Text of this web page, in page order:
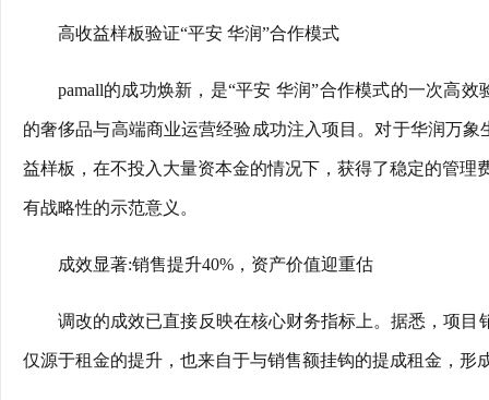
高收益样板验证“平安 华润”合作模式
pamall的成功焕新，是“平安 华润”合作模式的一次高
的奢侈品与高端商业运营经验成功注入项目。对于华润万
益样板，在不投入大量资本金的情况下，获得了稳定的管
有战略性的示范意义。
成效显著:销售提升40%，资产价值迎重估
调改的成效已直接反映在核心财务指标上。据悉，项
仅源于租金的提升，也来自于与销售额挂钩的提成租金，形